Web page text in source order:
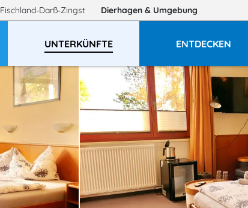
Fischland-Darß-Zingst Dierhagen & Umgebung
UNTERKÜNFTE ENTDECKEN